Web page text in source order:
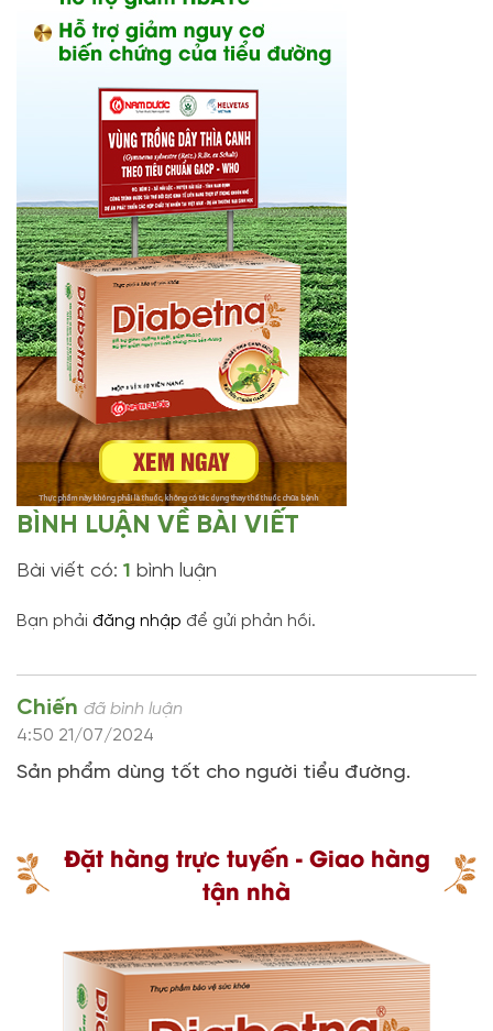
BÌNH LUẬN VỀ BÀI VIẾT
Bài viết có: 1 bình luận
Bạn phải đăng nhập để gửi phản hồi.
Chiến đã bình luận
4:50 21/07/2024
Sản phẩm dùng tốt cho người tiểu đường.
Đặt hàng trực tuyến - Giao hàng
tận nhà